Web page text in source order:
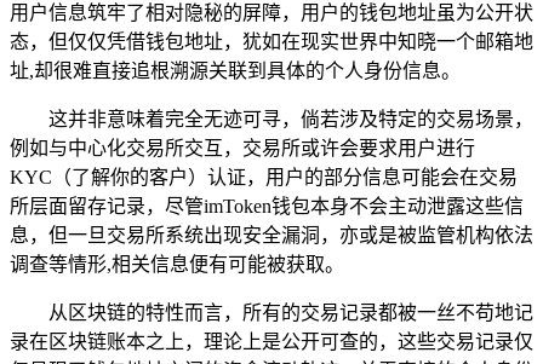
用户信息筑牢了相对隐秘的屏障，用户的钱包地址虽为公开状
态，但仅仅凭借钱包地址，犹如在现实世界中知晓一个邮箱地
址,却很难直接追根溯源关联到具体的个人身份信息。
这并非意味着完全无迹可寻，倘若涉及特定的交易场景，
例如与中心化交易所交互，交易所或许会要求用户进行
KYC（了解你的客户）认证，用户的部分信息可能会在交易
所层面留存记录，尽管imToken钱包本身不会主动泄露这些信
息，但一旦交易所系统出现安全漏洞，亦或是被监管机构依法
调查等情形,相关信息便有可能被获取。
从区块链的特性而言，所有的交易记录都被一丝不苟地记
录在区块链账本之上，理论上是公开可查的，这些交易记录仅